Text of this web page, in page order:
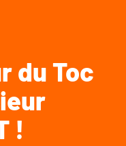
du Toc
!